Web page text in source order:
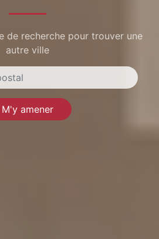
de recherche pour trouver une
autre ville
M'y amener